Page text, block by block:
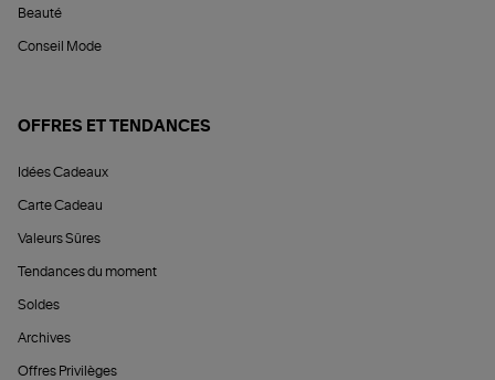
Beauté
Conseil Mode
OFFRES ET TENDANCES
Idées Cadeaux
Carte Cadeau
Valeurs Sûres
Tendances du moment
Soldes
Archives
Offres Privilèges